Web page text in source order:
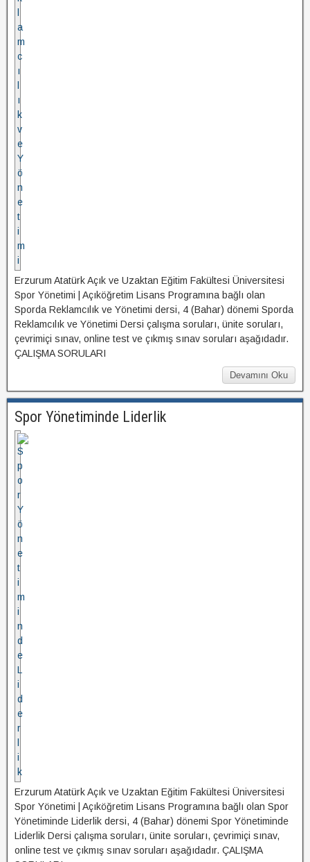
Erzurum Atatürk Açık ve Uzaktan Eğitim Fakültesi Üniversitesi
Spor Yönetimi | Açıköğretim Lisans Programına bağlı olan
Sporda Reklamcılık ve Yönetimi dersi, 4 (Bahar) dönemi Sporda
Reklamcılık ve Yönetimi Dersi çalışma soruları, ünite soruları,
çevrimiçi sınav, online test ve çıkmış sınav soruları aşağıdadır.
ÇALIŞMA SORULARI
Devamını Oku
Spor Yönetiminde Liderlik
Erzurum Atatürk Açık ve Uzaktan Eğitim Fakültesi Üniversitesi
Spor Yönetimi | Açıköğretim Lisans Programına bağlı olan Spor
Yönetiminde Liderlik dersi, 4 (Bahar) dönemi Spor Yönetiminde
Liderlik Dersi çalışma soruları, ünite soruları, çevrimiçi sınav,
online test ve çıkmış sınav soruları aşağıdadır. ÇALIŞMA